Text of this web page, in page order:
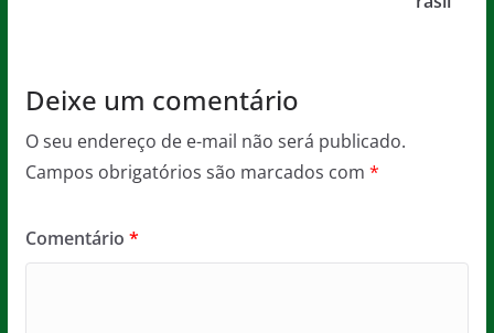
Deixe um comentário
O seu endereço de e-mail não será publicado.
Campos obrigatórios são marcados com *
Comentário *